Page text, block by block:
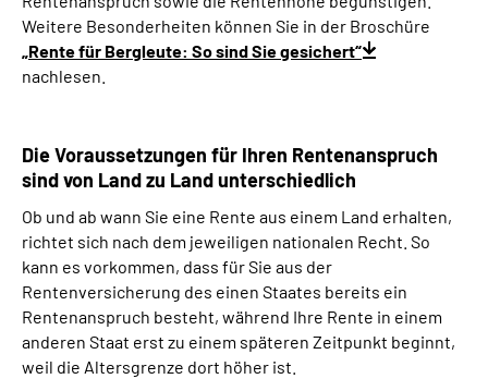
Weitere Besonderheiten können Sie in der Broschüre
„Rente für Bergleute: So sind Sie gesichert“
nachlesen.
Die Voraussetzungen für Ihren Rentenanspruch
sind von Land zu Land unterschiedlich
Ob und ab wann Sie eine Rente aus einem Land erhalten,
richtet sich nach dem jeweiligen nationalen Recht. So
kann es vorkommen, dass für Sie aus der
Rentenversicherung des einen Staates bereits ein
Rentenanspruch besteht, während Ihre Rente in einem
anderen Staat erst zu einem späteren Zeitpunkt beginnt,
weil die Altersgrenze dort höher ist.